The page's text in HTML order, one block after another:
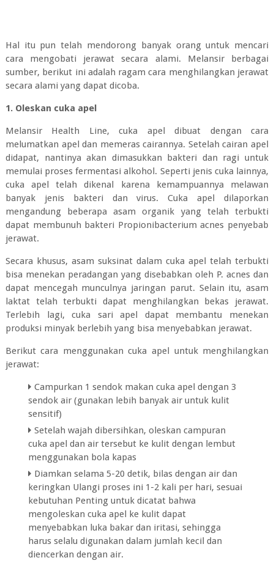
Hal itu pun telah mendorong banyak orang untuk mencari
cara mengobati jerawat secara alami. Melansir berbagai
sumber, berikut ini adalah ragam cara menghilangkan jerawat
secara alami yang dapat dicoba.
1. Oleskan cuka apel
Melansir Health Line, cuka apel dibuat dengan cara
melumatkan apel dan memeras cairannya. Setelah cairan apel
didapat, nantinya akan dimasukkan bakteri dan ragi untuk
memulai proses fermentasi alkohol. Seperti jenis cuka lainnya,
cuka apel telah dikenal karena kemampuannya melawan
banyak jenis bakteri dan virus. Cuka apel dilaporkan
mengandung beberapa asam organik yang telah terbukti
dapat membunuh bakteri Propionibacterium acnes penyebab
jerawat.
Secara khusus, asam suksinat dalam cuka apel telah terbukti
bisa menekan peradangan yang disebabkan oleh P. acnes dan
dapat mencegah munculnya jaringan parut. Selain itu, asam
laktat telah terbukti dapat menghilangkan bekas jerawat.
Terlebih lagi, cuka sari apel dapat membantu menekan
produksi minyak berlebih yang bisa menyebabkan jerawat.
Berikut cara menggunakan cuka apel untuk menghilangkan
jerawat:
Campurkan 1 sendok makan cuka apel dengan 3
sendok air (gunakan lebih banyak air untuk kulit
sensitif)
Setelah wajah dibersihkan, oleskan campuran
cuka apel dan air tersebut ke kulit dengan lembut
menggunakan bola kapas
Diamkan selama 5-20 detik, bilas dengan air dan
keringkan Ulangi proses ini 1-2 kali per hari, sesuai
kebutuhan Penting untuk dicatat bahwa
mengoleskan cuka apel ke kulit dapat
menyebabkan luka bakar dan iritasi, sehingga
harus selalu digunakan dalam jumlah kecil dan
diencerkan dengan air.